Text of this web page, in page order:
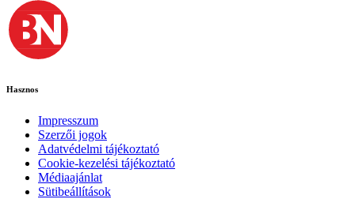
Hasznos
Impresszum
Szerzői jogok
Adatvédelmi tájékoztató
Cookie-kezelési tájékoztató
Médiaajánlat
Sütibeállítások